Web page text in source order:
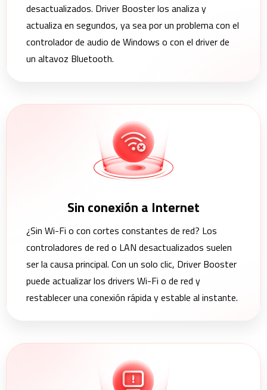
desactualizados. Driver Booster los analiza y
actualiza en segundos, ya sea por un problema con el
controlador de audio de Windows o con el driver de
un altavoz Bluetooth.
Sin conexión a Internet
¿Sin Wi-Fi o con cortes constantes de red? Los
controladores de red o LAN desactualizados suelen
ser la causa principal. Con un solo clic, Driver Booster
puede actualizar los drivers Wi-Fi o de red y
restablecer una conexión rápida y estable al instante.